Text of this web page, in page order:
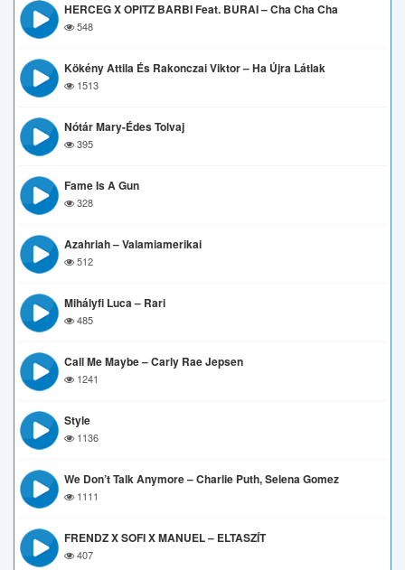
HERCEG X OPITZ BARBI Feat. BURAI – Cha Cha Cha
548
Kökény Attila És Rakonczai Viktor – Ha Újra Látlak
1513
Nótár Mary-Édes Tolvaj
395
Fame Is A Gun
328
Azahriah – Valamiamerikai
512
Mihályfi Luca – Rari
485
Call Me Maybe – Carly Rae Jepsen
1241
Style
1136
We Don’t Talk Anymore – Charlie Puth, Selena Gomez
1111
FRENDZ X SOFI X MANUEL – ELTASZÍT
407